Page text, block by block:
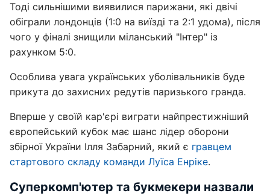
Тоді сильнішими виявилися парижани, які двічі
обіграли лондонців (1:0 на виїзді та 2:1 удома), після
чого у фіналі знищили міланський "Інтер" із
рахунком 5:0.
Особлива увага українських уболівальників буде
прикута до захисних редутів паризького гранда.
Вперше у своїй кар'єрі виграти найпрестижніший
європейський кубок має шанс лідер оборони
збірної України Ілля Забарний, який є гравцем
стартового складу команди Луїса Енріке.
Суперкомп'ютер та букмекери назвали